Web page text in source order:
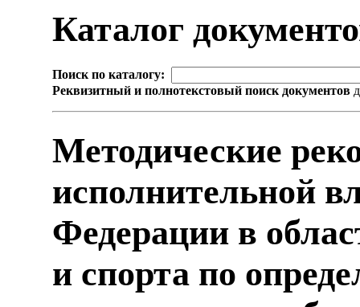
Каталог
Поиск по каталогу:
Реквизитный и полнотекстовый поиск документов
Методические
исполнительной
Федерации в
и спорта по